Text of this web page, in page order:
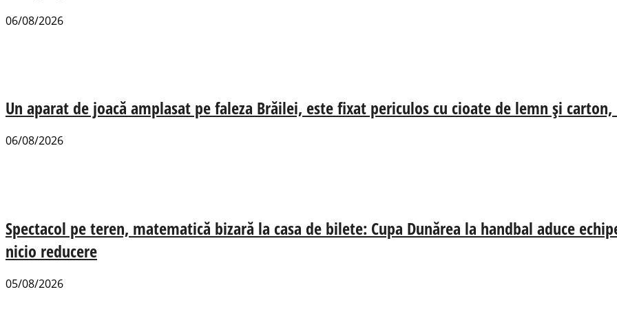
06/08/2026
Un aparat de joacă amplasat pe faleza Brăilei, este fixat periculos cu cioate de lemn și
06/08/2026
Spectacol pe teren, matematică bizară la casa de bilete: Cupa Dunărea la handbal aduce
nicio reducere
05/08/2026